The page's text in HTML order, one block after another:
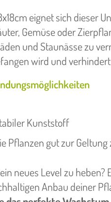
eignet sich dieser
Gemüse oder
und Staunässe zu
wird und
Kunststoff
Pflanzen gut zur Geltung
neues Level zu
Anbau deiner